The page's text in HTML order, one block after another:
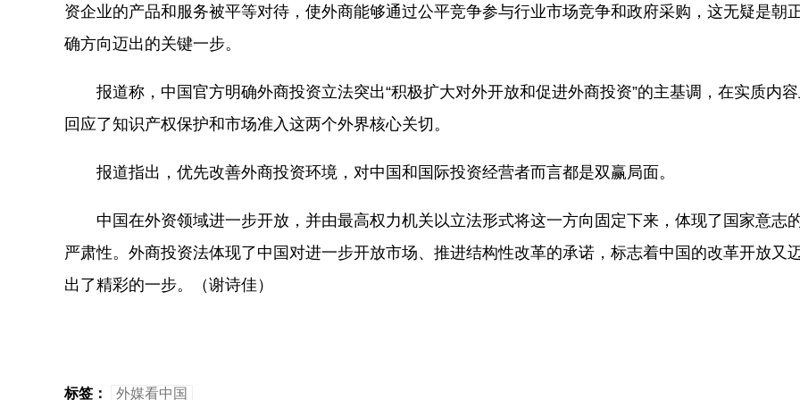
资企业的产品和服务被平等对待，使外商能够通过公平竞争参与行业市场竞争和政府采购，这无疑是朝
确方向迈出的关键一步。
报道称，中国官方明确外商投资立法突出“积极扩大对外开放和促进外商投资”的主基调，在实质内
回应了知识产权保护和市场准入这两个外界核心关切。
报道指出，优先改善外商投资环境，对中国和国际投资经营者而言都是双赢局面。
中国在外资领域进一步开放，并由最高权力机关以立法形式将这一方向固定下来，体现了国家意志
严肃性。外商投资法体现了中国对进一步开放市场、推进结构性改革的承诺，标志着中国的改革开放又
出了精彩的一步。（谢诗佳）
标签： 外媒看中国